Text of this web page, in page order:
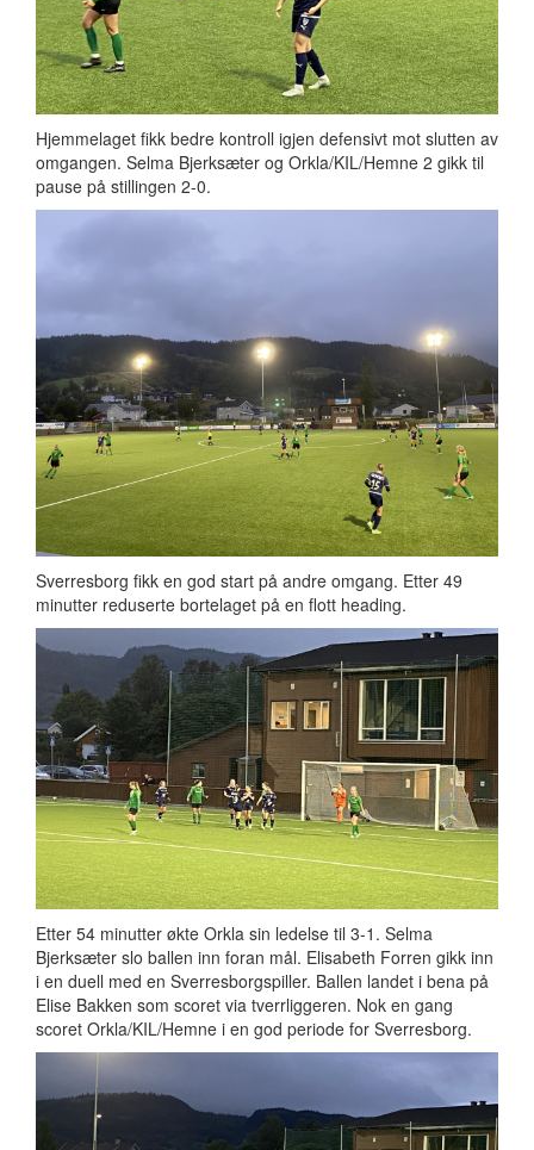
Hjemmelaget fikk bedre kontroll igjen defensivt mot slutten av
omgangen. Selma Bjerksæter og Orkla/KIL/Hemne 2 gikk til
pause på stillingen 2-0.
Sverresborg fikk en god start på andre omgang. Etter 49
minutter reduserte bortelaget på en flott heading.
Etter 54 minutter økte Orkla sin ledelse til 3-1. Selma
Bjerksæter slo ballen inn foran mål. Elisabeth Forren gikk inn
i en duell med en Sverresborgspiller. Ballen landet i bena på
Elise Bakken som scoret via tverrliggeren. Nok en gang
scoret Orkla/KIL/Hemne i en god periode for Sverresborg.